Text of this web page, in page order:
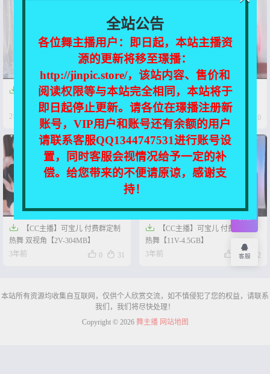
用户中心
正在为您加载新内容

【CC】可宝儿 土豪定制热舞
【459MB】
2年前
 0  38
 【网易CC】可宝儿 土豪定制热
舞 升级【635MB】
 20

【CC主播】可宝儿 付费群定制
热舞 双视角【2V-304MB】
3年前
 0  31

【CC主播】可宝儿 付费群定制
热舞【11V-4.5GB】
3年前
  12
本站所有资源均收集自互联网，仅供个人欣赏交流，如不慎侵犯了您的权益，请联系
我们，我们将尽快处理！
Copyright © 2026 舞主播 网站地图
全站公告
各位舞主播用户：即日起，本站主播资
源的更新将移至璟播：
http://jinpic.store/，该站内容、售价和
阅读权限等与本站完全相同，本站将于
即日起停止更新。请各位在璟播注册新
账号，VIP用户和账号还有余额的用户
请联系客服QQ1344747531进行账号设
置，同时客服会视情况给予一定的补
偿。给您带来的不便请原谅，感谢支
持！
会员
客服